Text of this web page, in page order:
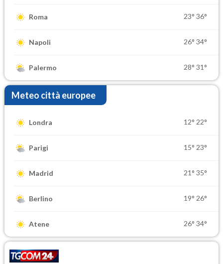
Roma 23° 36°
Napoli 26° 34°
Palermo 28° 31°
Meteo città europee
Londra 12° 22°
Parigi 15° 23°
Madrid 21° 35°
Berlino 19° 26°
Atene 26° 34°